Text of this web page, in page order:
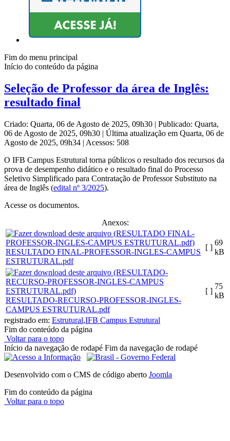
Fim do menu principal
Início do conteúdo da página
Seleção de Professor da área de Inglês:
resultado final
Criado: Quarta, 06 de Agosto de 2025, 09h30 | Publicado: Quarta,
06 de Agosto de 2025, 09h30 | Última atualização em Quarta, 06 de
Agosto de 2025, 09h34 | Acessos: 508
O IFB Campus Estrutural torna públicos o resultado dos recursos da
prova de desempenho didático e o resultado final do Processo
Seletivo Simplificado para Contratação de Professor Substituto na
área de Inglês (edital nº 3/2025).
Acesse os documentos.
Anexos:
RESULTADO FINAL-PROFESSOR-INGLES-CAMPUS
ESTRUTURAL.pdf
[ ]
69
kB
RESULTADO-RECURSO-PROFESSOR-INGLES-
CAMPUS ESTRUTURAL.pdf
[ ]
75
kB
registrado em: Estrutural,IFB Campus Estrutural
Fim do conteúdo da página
Voltar para o topo
Início da navegação de rodapé Fim da navegação de rodapé
Desenvolvido com o CMS de código aberto Joomla
Fim do conteúdo da página
Voltar para o topo